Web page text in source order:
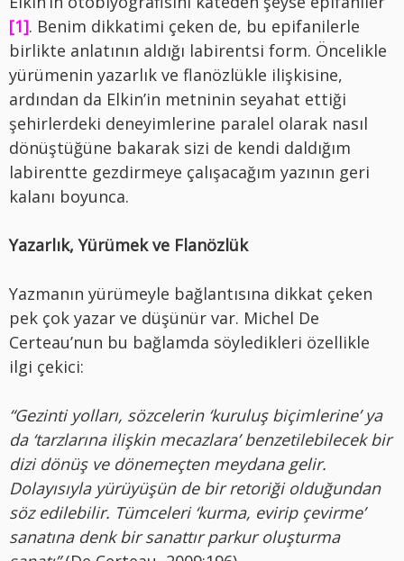
[1]. Benim dikkatimi çeken de, bu epifanilerle
birlikte anlatının aldığı labirentsi form. Öncelikle
yürümenin yazarlık ve flanözlükle ilişkisine,
ardından da Elkin’in metninin seyahat ettiği
şehirlerdeki deneyimlerine paralel olarak nasıl
dönüştüğüne bakarak sizi de kendi daldığım
labirentte gezdirmeye çalışacağım yazının geri
kalanı boyunca.
Yazarlık, Yürümek ve Flanözlük
Yazmanın yürümeyle bağlantısına dikkat çeken
pek çok yazar ve düşünür var. Michel De
Certeau’nun bu bağlamda söyledikleri özellikle
ilgi çekici:
“Gezinti yolları, sözcelerin ‘kuruluş biçimlerine’ ya
da ‘tarzlarına ilişkin mecazlara’ benzetilebilecek bir
dizi dönüş ve dönemeçten meydana gelir.
Dolayısıyla yürüyüşün de bir retoriği olduğundan
söz edilebilir. Tümceleri ‘kurma, evirip çevirme’
sanatına denk bir sanattır parkur oluşturma